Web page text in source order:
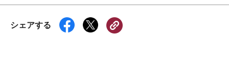
シェアする